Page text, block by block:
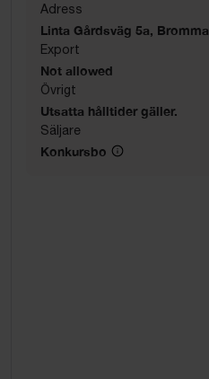
Adress
Linta Gårdsväg 5a, Bromma
Export
Not allowed
Övrigt
Utsatta hålltider gäller.
Säljare
Konkursbo